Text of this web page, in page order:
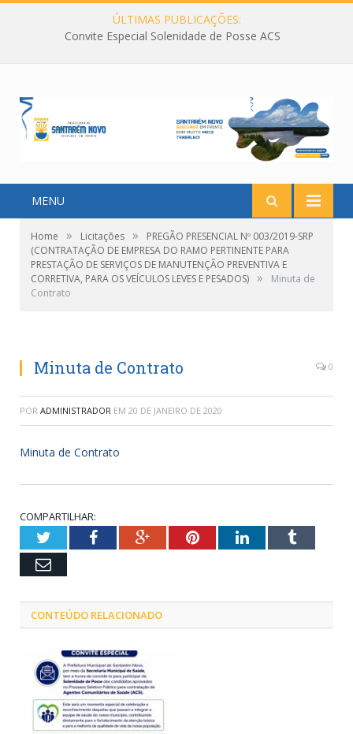
ÚLTIMAS PUBLICAÇÕES:
Convite Especial Solenidade de Posse ACS
MENU
Home » Licitações »
PREGÃO PRESENCIAL Nº 003/2019-SRP
(CONTRATAÇÃO DE EMPRESA DO RAMO PERTINENTE PARA
PRESTAÇÃO DE SERVIÇOS DE MANUTENÇÃO PREVENTIVA E
CORRETIVA, PARA OS VEÍCULOS LEVES E PESADOS) »
Minuta de
Contrato
Minuta de Contrato 0
POR ADMINISTRADOR EM 20 DE JANEIRO DE 2020
Minuta de Contrato
COMPARTILHAR:
TwitterFacebookGoogle+PinterestLinkedInTumblr
Email
CONTEÚDO RELACIONADO